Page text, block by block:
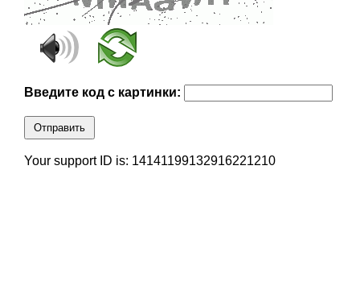
Введите код с картинки:
Отправить
Your support ID is: 14141199132916221210